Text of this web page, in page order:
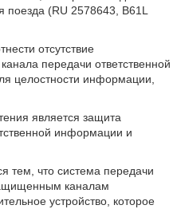
поезда (RU 2578643, B61L
отсутствие
передачи ответственной
целостности информации,
является защита
информации и
тем, что система передачи
каналам
устройство, которое